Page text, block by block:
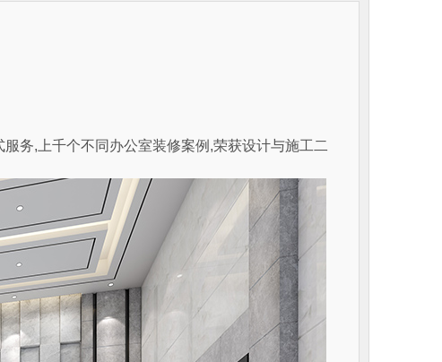
务,上千个不同办公室装修案例,荣获设计与施工二